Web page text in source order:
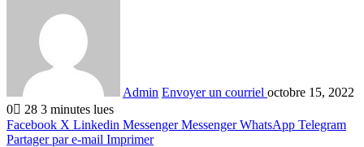
Admin Envoyer un courriel octobre 15, 2022
0
28 3 minutes lues
Facebook X Linkedin Messenger Messenger WhatsApp Telegram
Partager par e-mail Imprimer